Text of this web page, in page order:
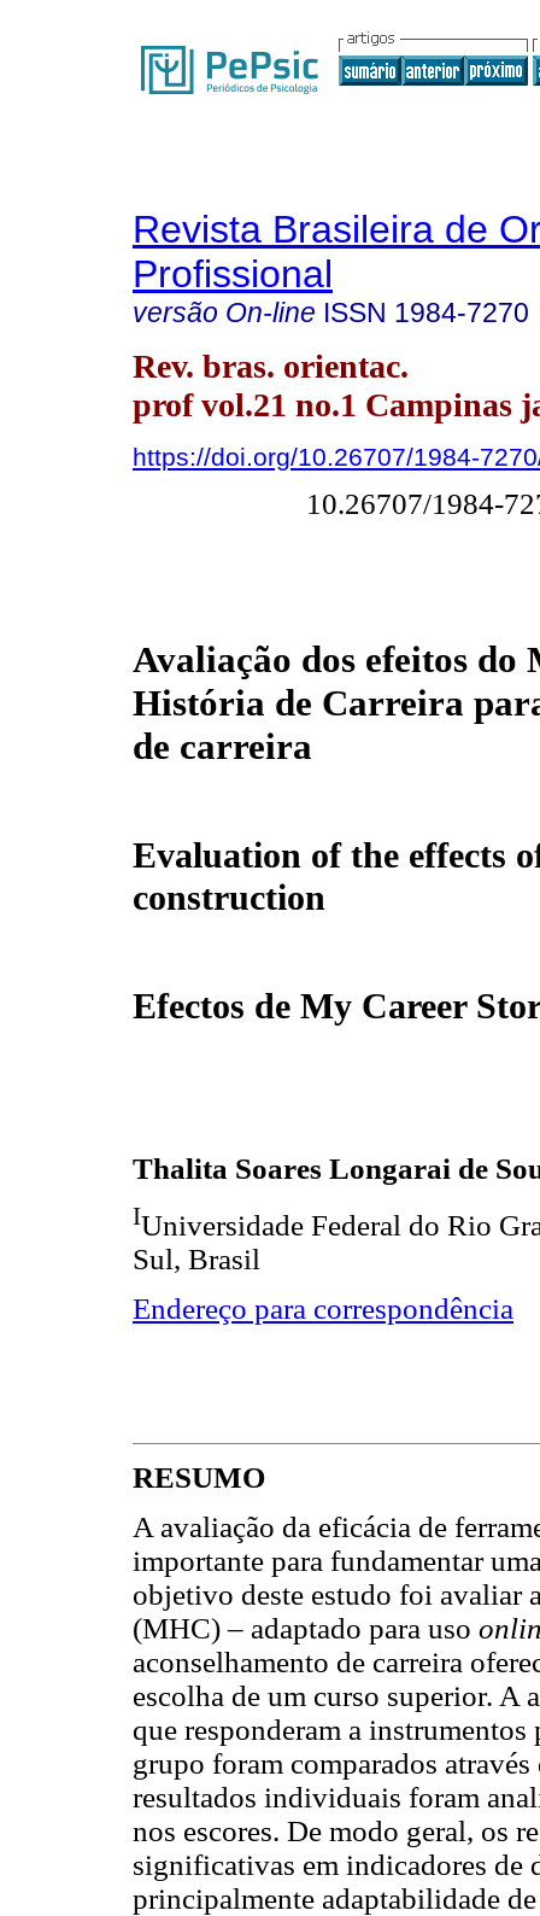
Revista Brasileira de
Profissional
versão On-line ISSN 1984-7270
Rev. bras. orientac.
prof vol.21 no.1 Campinas
https://doi.org/10.26707/1984-
10.26707/1984-
Avaliação dos efeitos do
História de Carreira
de carreira
Evaluation of the effects
construction
Efectos de My Career
Thalita Soares Longarai de
IUniversidade Federal do Rio
Sul, Brasil
Endereço para correspondência
RESUMO
A avaliação da eficácia de
importante para fundamentar
objetivo deste estudo foi avaliar
(MHC) – adaptado para uso
aconselhamento de carreira
escolha de um curso superior. A
que responderam a
grupo foram comparados através
resultados individuais foram
nos escores. De modo geral, os
significativas em indicadores de
principalmente adaptabilidade